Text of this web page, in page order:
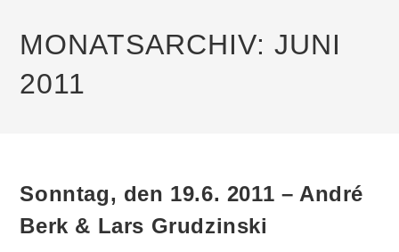
MONATSARCHIV: JUNI
2011
Sonntag, den 19.6. 2011 – André
Berk & Lars Grudzinski